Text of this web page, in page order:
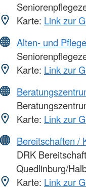
Karte: Link zur
Alten- und
Karte: Link zur
Karte: Link zur
Bereitschaften /
DRK
Quedlinburg/
Karte: Link zur